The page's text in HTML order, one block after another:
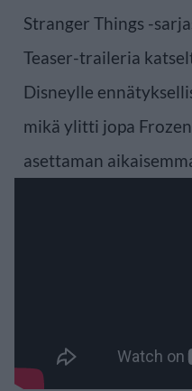
Stranger Things -
Teaser-traileria
Disneylle
mikä ylitti jopa
asettaman